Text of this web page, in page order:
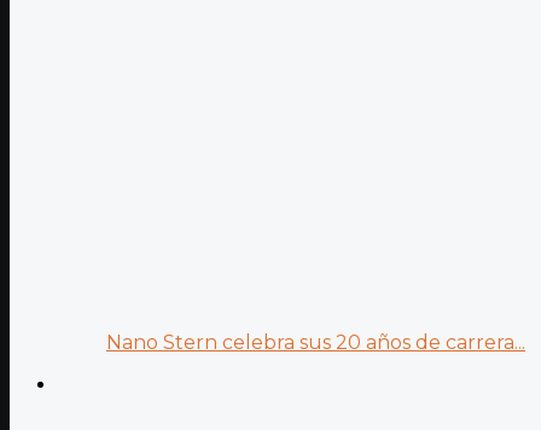
Nano Stern celebra sus 20 años de carrera...